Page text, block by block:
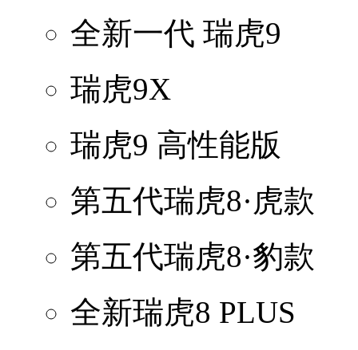
全新一代 瑞虎9
瑞虎9X
瑞虎9 高性能版
第五代瑞虎8·虎款
第五代瑞虎8·豹款
全新瑞虎8 PLUS